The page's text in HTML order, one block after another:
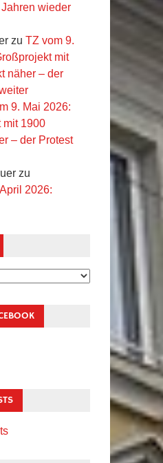
wieder
zu TZ vom 9.
mit
näher – der
9. Mai 2026:
mit 1900
– der Protest
zu
2026: